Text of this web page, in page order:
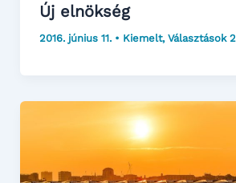
Új elnökség
2016. június 11. • Kiemelt, Választások